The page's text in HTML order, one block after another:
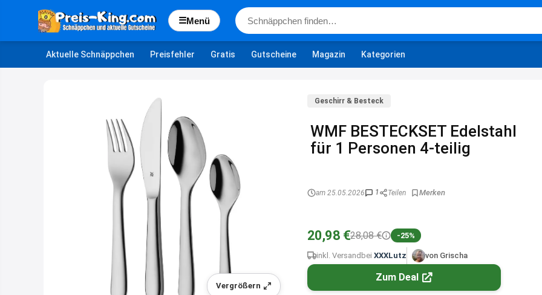
☰Menü
Aktuelle Schnäppchen Preisfehler Gratis Gutscheine Magazin Kategorien
Vergrößern
Geschirr & Besteck
WMF BESTECKSET Edelstahl
für 1 Personen 4-teilig
am 25.05.2026 1 Teilen
20,98 €28,08 € -25%
inkl. Versand bei XXXLutz von Grischa
Zum Deal